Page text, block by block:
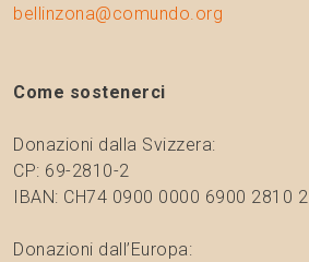
bellinzona@comundo.org
Come sostenerci
Donazioni dalla Svizzera:
CP: 69-2810-2
IBAN: CH74 0900 0000 6900 2810 2
Donazioni dall’Europa: